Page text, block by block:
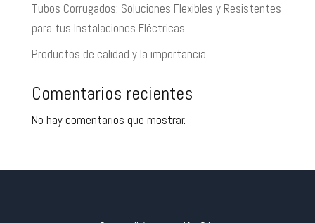
Tubos Corrugados: Soluciones Flexibles y Resistentes
para tus Instalaciones Eléctricas
Productos de calidad y la importancia
Comentarios recientes
No hay comentarios que mostrar.